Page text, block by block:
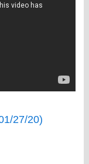
27/20)